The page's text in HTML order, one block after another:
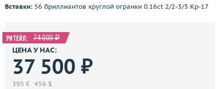
Вставки: 56 бриллиантов круглой огранки 0.16ct 2/2-3/3 Кр-17
Ритейл: 74 000 ₽
ЦЕНА У НАС:
37 500 ₽
395 € 456 $